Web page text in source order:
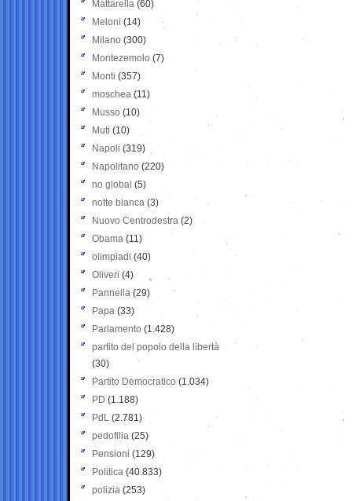
Mattarella (60)
Meloni (14)
Milano (300)
Montezemolo (7)
Monti (357)
moschea (11)
Musso (10)
Muti (10)
Napoli (319)
Napolitano (220)
no global (5)
notte bianca (3)
Nuovo Centrodestra (2)
Obama (11)
olimpiadi (40)
Oliveri (4)
Pannella (29)
Papa (33)
Parlamento (1.428)
partito del popolo della libertà
(30)
Partito Democratico (1.034)
PD (1.188)
PdL (2.781)
pedofilia (25)
Pensioni (129)
Politica (40.833)
polizia (253)